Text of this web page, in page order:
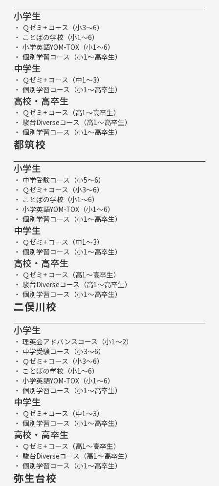
小学生
Ｑゼミ+ コース（小3～6）
ことばの学校（小1～6）
小学英語YOM-TOX（小1～6）
個別学習コース（小1～高卒生）
中学生
Ｑゼミ+ コース（中1～3）
個別学習コース（小1～高卒生）
高校・高卒生
Ｑゼミ+ コース（高1～高卒生）
駿台Diverseコース（高1～高卒生）
個別学習コース（小1～高卒生）
都筑校
小学生
中学受験コース（小5～6）
Ｑゼミ+ コース（小3～6）
ことばの学校（小1～6）
小学英語YOM-TOX（小1～6）
個別学習コース（小1～高卒生）
中学生
Ｑゼミ+ コース（中1～3）
個別学習コース（小1～高卒生）
高校・高卒生
Ｑゼミ+ コース（高1～高卒生）
駿台Diverseコース（高1～高卒生）
個別学習コース（小1～高卒生）
二俣川校
小学生
理英会アドバンスコース（小1～2）
中学受験コース（小3～6）
Ｑゼミ+ コース（小3～6）
ことばの学校（小1～6）
小学英語YOM-TOX（小1～6）
個別学習コース（小1～高卒生）
中学生
Ｑゼミ+ コース（中1～3）
個別学習コース（小1～高卒生）
高校・高卒生
Ｑゼミ+ コース（高1～高卒生）
駿台Diverseコース（高1～高卒生）
個別学習コース（小1～高卒生）
弥生台校